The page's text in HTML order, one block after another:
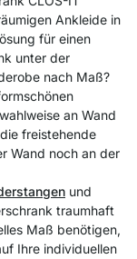
Ankleide in
für einen
unter der
nach Maß?
an Wand
freistehende
Wand noch an der
und
traumhaft
Maß benötigen,
Ihre individuellen